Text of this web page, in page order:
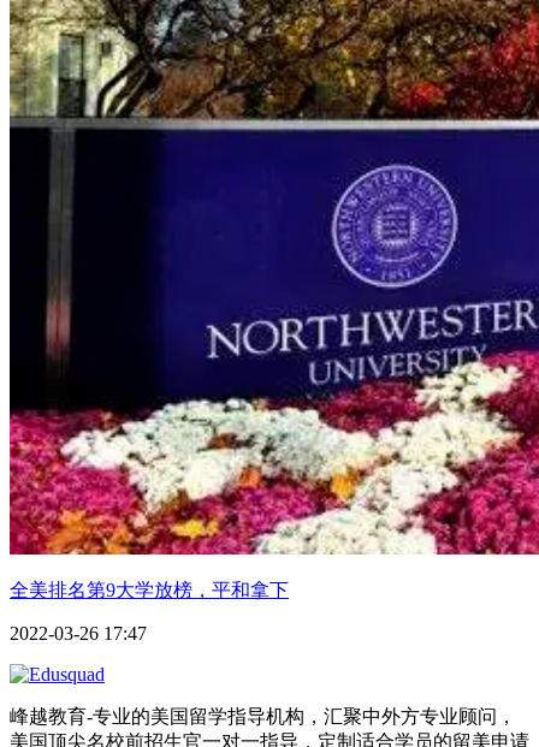
全美排名第9大学放榜，平和拿下
2022-03-26 17:47
峰越教育-专业的美国留学指导机构，汇聚中外方专业顾问，
美国顶尖名校前招生官一对一指导，定制适合学员的留美申请